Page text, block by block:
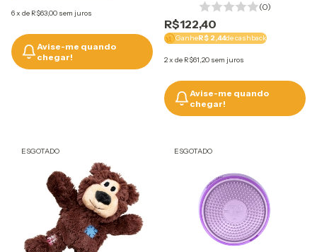
6x de R$63,00 sem juros
Avise-me quando
chegar!
(0)
R$122,40
GanheR$ 2,44de cashback
2x de R$61,20 sem juros
Avise-me quando
chegar!
ESGOTADO ESGOTADO